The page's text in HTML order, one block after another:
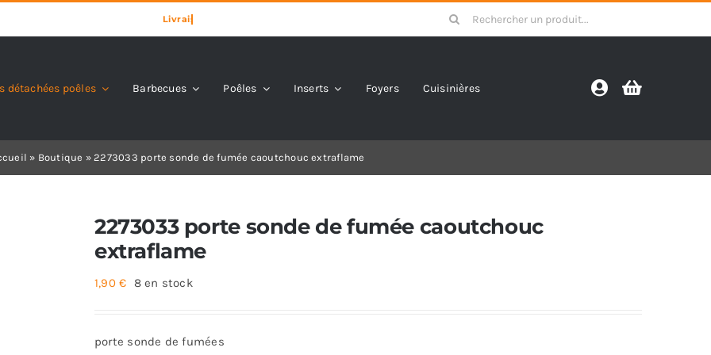
Search
for:
détachées poêles Barbecues Poêles Inserts Foyers Cuisinières
» Boutique »2273033 porte sonde de fumée caoutchouc extraflame
2273033 porte sonde de fumée caoutchouc
extraflame
1,90€ 8 en stock
porte sonde de fumées